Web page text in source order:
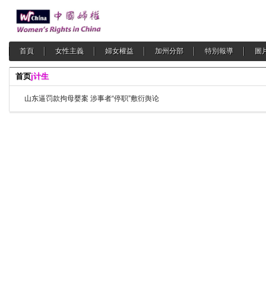
首頁 女性主義 婦女權益 加州分部 特別報導 圖
首页j计生
山东逼罚款拘母婴案 涉事者“停职”敷衍舆论